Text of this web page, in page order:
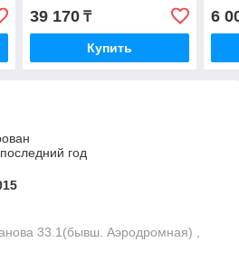
39 170₸
Купить
6
год
33.1(бывш. Аэродромная) ,